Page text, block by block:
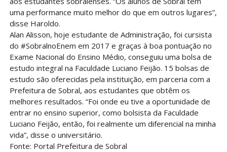
uma performance muito melhor do que em outros lugares”,
disse Haroldo.
Alan Alisson, hoje estudante de Administração, foi cursista
do #SobralnoEnem em 2017 e graças à boa pontuação no
Exame Nacional do Ensino Médio, conseguiu uma bolsa de
estudo integral na Faculdade Luciano Feijão. 15 bolsas de
estudo são oferecidas pela instituição, em parceria com a
Prefeitura de Sobral, aos estudantes que obtêm os
melhores resultados. “Foi onde eu tive a oportunidade de
entrar no ensino superior, como bolsista da Faculdade
Luciano Feijão, então, foi realmente um diferencial na minha
vida”, disse o universitário.
Fonte: Portal Prefeitura de Sobral